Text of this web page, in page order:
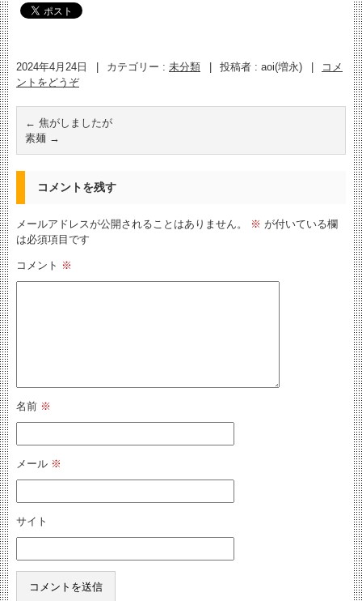
2024年4月24日 カテゴリー : 未分類 投稿者 : aoi(増永)
コメ
ントをどうぞ
← 焦がしましたが
素麺 →
コメントを残す
メールアドレスが公開されることはありません。 ※ が付いている欄
は必須項目です
コメント ※
名前 ※
メール ※
サイト